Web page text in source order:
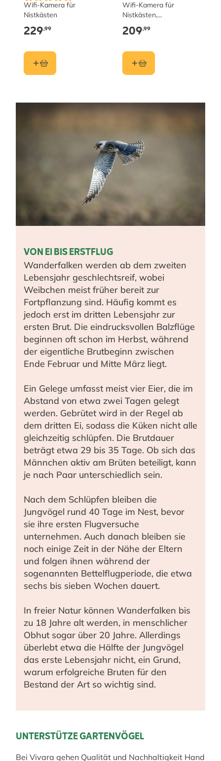
Wifi-Kamera für
Nistkästen
229,99
Wifi-Kamera für
Nistkästen,
solarbetrieben
209,99
VON EI BIS ERSTFLUG
Wanderfalken werden ab dem zweiten
Lebensjahr geschlechtsreif, wobei
Weibchen meist früher bereit zur
Fortpflanzung sind. Häufig kommt es
jedoch erst im dritten Lebensjahr zur
ersten Brut. Die eindrucksvollen Balzflüge
beginnen oft schon im Herbst, während
der eigentliche Brutbeginn zwischen
Ende Februar und Mitte März liegt.
Ein Gelege umfasst meist vier Eier, die im
Abstand von etwa zwei Tagen gelegt
werden. Gebrütet wird in der Regel ab
dem dritten Ei, sodass die Küken nicht alle
gleichzeitig schlüpfen. Die Brutdauer
beträgt etwa 29 bis 35 Tage. Ob sich das
Männchen aktiv am Brüten beteiligt, kann
je nach Paar unterschiedlich sein.
Nach dem Schlüpfen bleiben die
Jungvögel rund 40 Tage im Nest, bevor
sie ihre ersten Flugversuche
unternehmen. Auch danach bleiben sie
noch einige Zeit in der Nähe der Eltern
und folgen ihnen während der
sogenannten Bettelflugperiode, die etwa
sechs bis sieben Wochen dauert.
In freier Natur können Wanderfalken bis
zu 18 Jahre alt werden, in menschlicher
Obhut sogar über 20 Jahre. Allerdings
überlebt etwa die Hälfte der Jungvögel
das erste Lebensjahr nicht, ein Grund,
warum erfolgreiche Bruten für den
Bestand der Art so wichtig sind.
UNTERSTÜTZE GARTENVÖGEL
Bei Vivara gehen Qualität und Nachhaltigkeit Hand